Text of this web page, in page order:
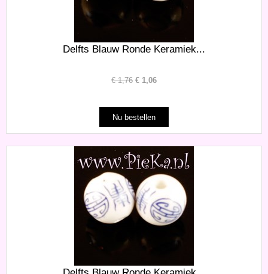
Delfts Blauw Ronde Keramiek...
€1,76 € 1,06